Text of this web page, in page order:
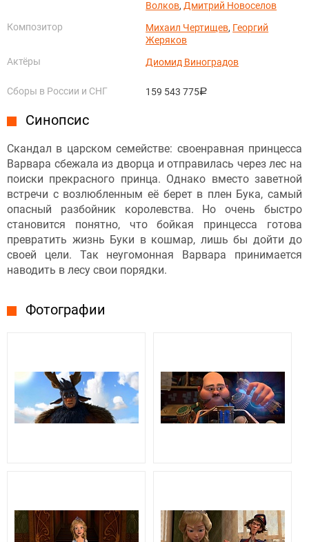
Волков, Дмитрий Новоселов
Композитор
Михаил Чертищев, Георгий
Жеряков
Актёры
Диомид Виноградов
Сборы в России и СНГ 159 543 775руб.
Синопсис
Скандал в царском семействе: своенравная принцесса
Варвара сбежала из дворца и отправилась через лес на
поиски прекрасного принца. Однако вместо заветной
встречи с возлюбленным её берет в плен Бука, самый
опасный разбойник королевства. Но очень быстро
становится понятно, что бойкая принцесса готова
превратить жизнь Буки в кошмар, лишь бы дойти до
своей цели. Так неугомонная Варвара принимается
наводить в лесу свои порядки.
Фотографии